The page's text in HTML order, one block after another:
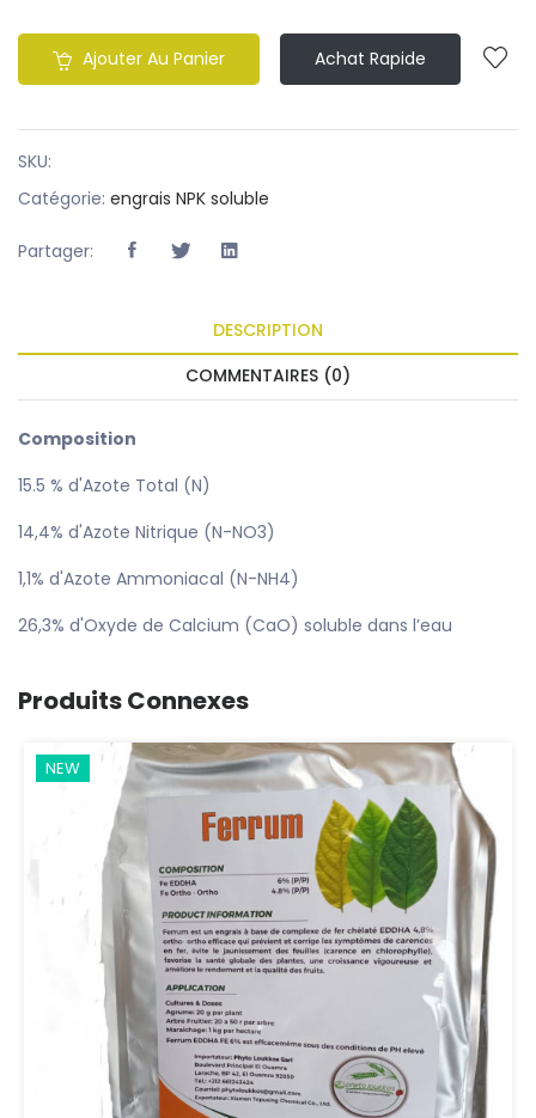
Ajouter Au Panier Achat Rapide
SKU:
Catégorie: engrais NPK soluble
Partager:
DESCRIPTION
COMMENTAIRES (0)
Composition
15.5 % d'Azote Total (N)
14,4% d'Azote Nitrique (N-NO3)
1,1% d'Azote Ammoniacal (N-NH4)
26,3% d'Oxyde de Calcium (CaO) soluble dans l’eau
Produits Connexes
NEW